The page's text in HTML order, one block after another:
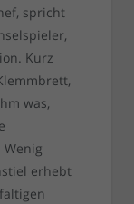
spricht
Kurz
was,
Wenig
erhebt